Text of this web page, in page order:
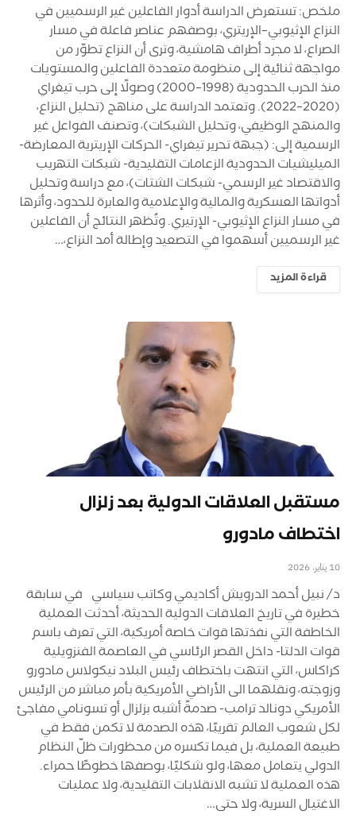
ملخص: تستعرض الدراسة أدوار الفاعلين غير الرسميين في
النزاع الإثيوبي–الإريتري، بوصفهم عناصر فاعلة في مسار
الصراع، لا مجرد أطراف هامشية، وترى أن النزاع تطوّر من
مواجهة ثنائية إلى منظومة متعددة الفاعلين والمستويات
منذ الحرب الحدودية (1998–2000) وصولًا إلى حرب تيغراي
(2020–2022). وتعتمد الدراسة على مناهج (تحليل النزاع،
والمنهج الوظيفي، وتحليل الشبكات)، وتصنف الفواعل غير
الرسمية إلى: (جبهة تحرير تيغراي- الحركات الإريترية المعارضة-
الميليشيات الحدودية الزعامات التقليدية- شبكات التهريب
والاقتصاد غير الرسمي- شبكات الشتات)، مع دراسة وتحليل
أدواتها العسكرية والمالية والإعلامية والعابرة للحدود، وأثرها
في مسار النزاع الإثيوبي- الإرتيري. وتُظهر النتائج أن الفاعلين
غير الرسميين أسهموا في التصعيد وإطالة أمد النزاع،…
قراءة المزيد
مستقبل العلاقات الدولية بعد زلزال
اختطاف مادورو
10 يناير، 2026
د/ نبيل أحمد الدرويش أكاديمي وكاتب سياسي في سابقة
خطيرة في تاريخ العلاقات الدولية الحديثة، أحدثت العملية
الخاطفة التي نفذتها قوات خاصة أمريكية، التي تعرف باسم
قوات الدلتا- داخل القصر الرئاسي في العاصمة الفنزويلية
كراكاس، التي انتهت باختطاف رئيس البلاد نيكولاس مادورو
وزوجته، ونقلهما الى الأراضي الأمريكية بأمر مباشر من الرئيس
الأمريكي دونالد ترامب- صدمةً أشبه بزلزال أو تسونامي مفاجئ
لكل شعوب العالم تقريبًا، هذه الصدمة لا تكمن فقط في
طبيعة العملية، بل فيما تكسره من محظورات ظلّ النظام
الدولي يتعامل معها، ولو شكليًا، بوصفها خطوطًا حمراء.
هذه العملية لا تشبه الانقلابات التقليدية، ولا عمليات
الاغتيال السرية، ولا حتى…